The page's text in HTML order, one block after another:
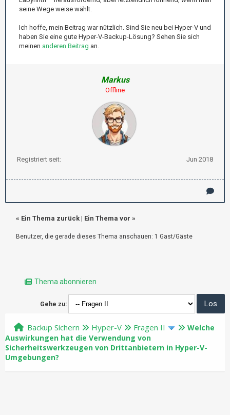
seine Wege weise wählt.
Ich hoffe, mein Beitrag war nützlich. Sind Sie neu bei Hyper-V und
haben Sie eine gute Hyper-V-Backup-Lösung? Sehen Sie sich
meinen anderen Beitrag an.
Markus
Offline
Registriert seit: Jun 2018
« Ein Thema zurück | Ein Thema vor »
Benutzer, die gerade dieses Thema anschauen: 1 Gast/Gäste
Thema abonnieren
Gehe zu:
Backup Sichern Hyper-V Fragen II
Welche
Auswirkungen hat die Verwendung von
Sicherheitswerkzeugen von Drittanbietern in Hyper-V-
Umgebungen?